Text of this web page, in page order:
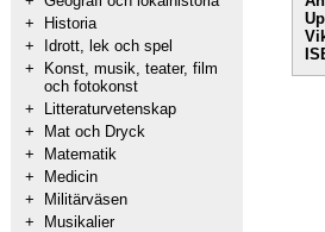
+
Historia
+
Idrott, lek och spel
+
Konst, musik, teater, film
och fotokonst
+
Litteraturvetenskap
+
Mat och Dryck
+
Matematik
+
Medicin
+
Militärväsen
+
Musikalier